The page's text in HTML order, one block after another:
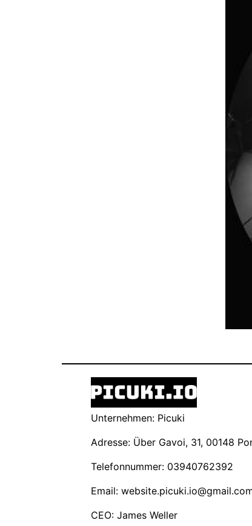
Unternehmen: Picuki
Adresse: Über Gavoi, 31, 00148
Telefonnummer: 03940762392
Email:
CEO: James Weller